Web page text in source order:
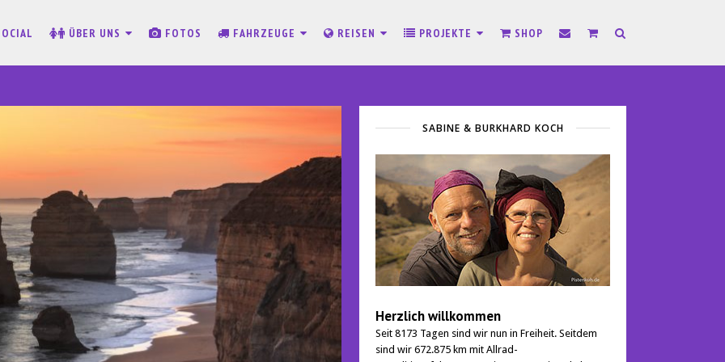
ÜBER UNS FOTOS FAHRZEUGE REISEN PROJEKTE SHOP
SABINE & BURKHARD KOCH
Herzlich willkommen
Seit 8173 Tagen sind wir nun in Freiheit. Seitdem
sind wir 672.875 km mit Allrad-